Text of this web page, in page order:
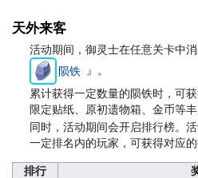
天外来客
活动期间，御灵士在任意关卡中
陨铁
』。
累计获得一定数量的陨铁时，可
限定贴纸、原初遗物箱、金币等丰
同时，活动期间会开启排行榜。
一定排名内的玩家，可获得对应的
排行